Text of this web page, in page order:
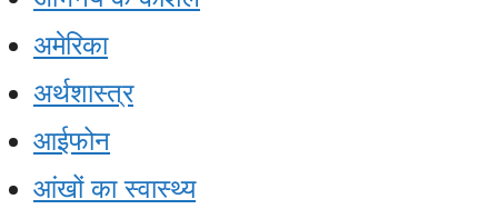
अमेरिका
अर्थशास्त्र
आईफोन
आंखों का स्वास्थ्य